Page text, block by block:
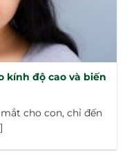
kính độ cao và biến
cho con, chỉ đến